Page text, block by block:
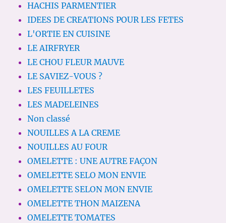
HACHIS PARMENTIER
IDEES DE CREATIONS POUR LES FETES
L'ORTIE EN CUISINE
LE AIRFRYER
LE CHOU FLEUR MAUVE
LE SAVIEZ-VOUS ?
LES FEUILLETES
LES MADELEINES
Non classé
NOUILLES A LA CREME
NOUILLES AU FOUR
OMELETTE : UNE AUTRE FAÇON
OMELETTE SELO MON ENVIE
OMELETTE SELON MON ENVIE
OMELETTE THON MAIZENA
OMELETTE TOMATES